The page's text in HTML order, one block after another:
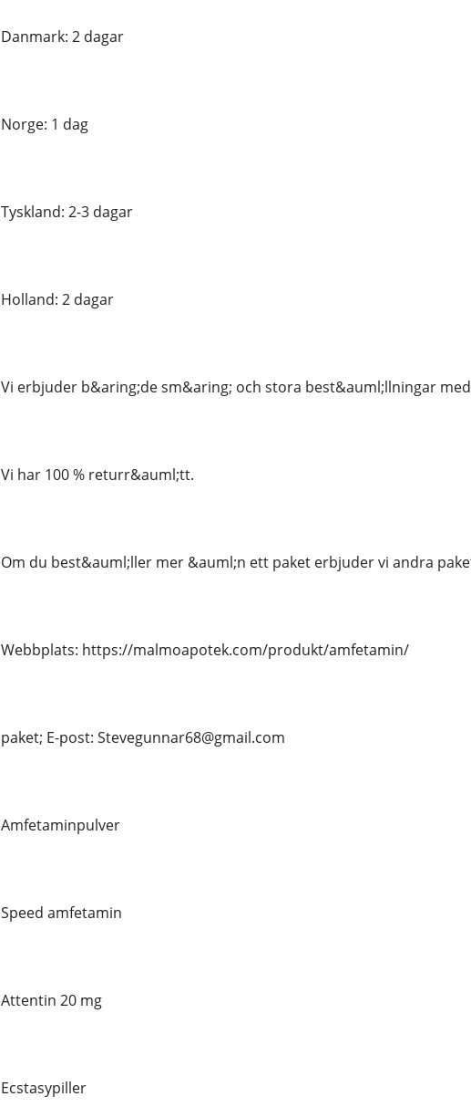
Danmark: 2 dagar
Norge: 1 dag
Tyskland: 2-3 dagar
Holland: 2 dagar
Vi erbjuder b&aring;de sm&aring; och stora best&auml;llningar
Vi har 100 % returr&auml;tt.
Om du best&auml;ller mer &auml;n ett paket erbjuder vi andra
Webbplats: https://malmoapotek.com/produkt/amfetamin/
paket; E-post: Stevegunnar68@gmail.com
Amfetaminpulver
Speed ​​amfetamin
Attentin 20 mg
Ecstasypiller